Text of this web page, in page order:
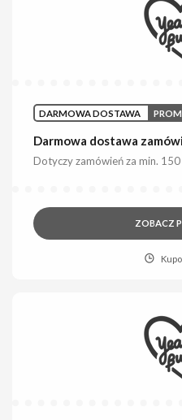
DARMOWA DOSTAWA
Darmowa dostawa
Dotyczy zamówień za min. 150
ZOBACZ